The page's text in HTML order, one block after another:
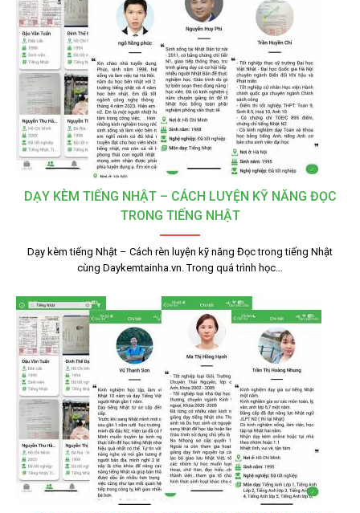
DẠY KÈM TIẾNG NHẬT – CÁCH LUYỆN KỸ NĂNG ĐỌC
TRONG TIẾNG NHẬT
Dạy kèm tiếng Nhật – Cách rèn luyện kỹ năng Đọc trong tiếng Nhật
cùng Daykemtainha.vn. Trong quá trình học…